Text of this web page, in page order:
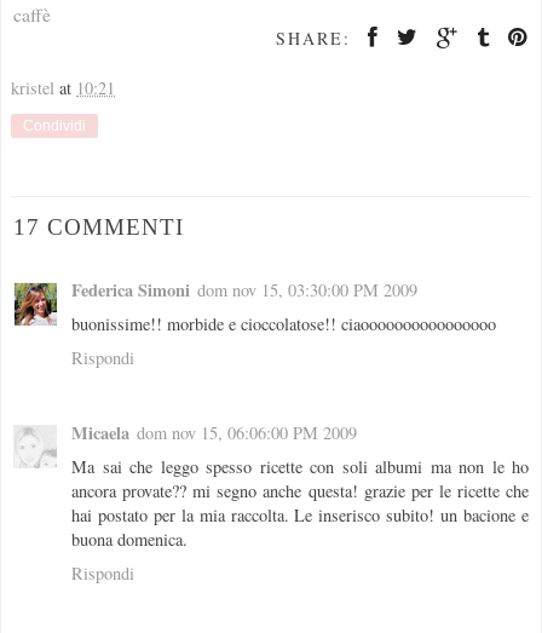
caffè
SHARE:
kristel at 10:21
Condividi
17 COMMENTI
Federica Simoni dom nov 15, 03:30:00 PM 2009
buonissime!! morbide e cioccolatose!! ciaoooooooooooooooo
Rispondi
Micaela dom nov 15, 06:06:00 PM 2009
Ma sai che leggo spesso ricette con soli albumi ma non le ho
ancora provate?? mi segno anche questa! grazie per le ricette che
hai postato per la mia raccolta. Le inserisco subito! un bacione e
buona domenica.
Rispondi